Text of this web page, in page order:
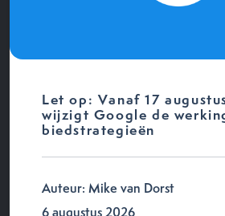
Let op: Vanaf 17
wijzigt Google de
biedstrategieën
Auteur: Mike van Dorst
6 augustus 2026